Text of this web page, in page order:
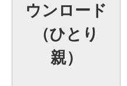
ウンロード
（ひとり
親）